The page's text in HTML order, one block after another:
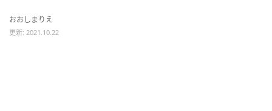
おおしまりえ
更新: 2021.10.22